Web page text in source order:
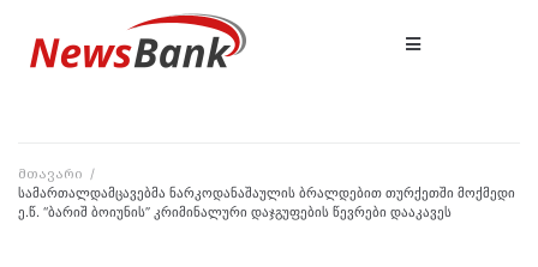
მთავარი /
სამართალდამცავებმა ნარკოდანაშაულის ბრალდებით თურქეთში მოქმედი
ე.წ. “ბარიშ ბოიუნის’’ კრიმინალური დაჯგუფების წევრები დააკავეს